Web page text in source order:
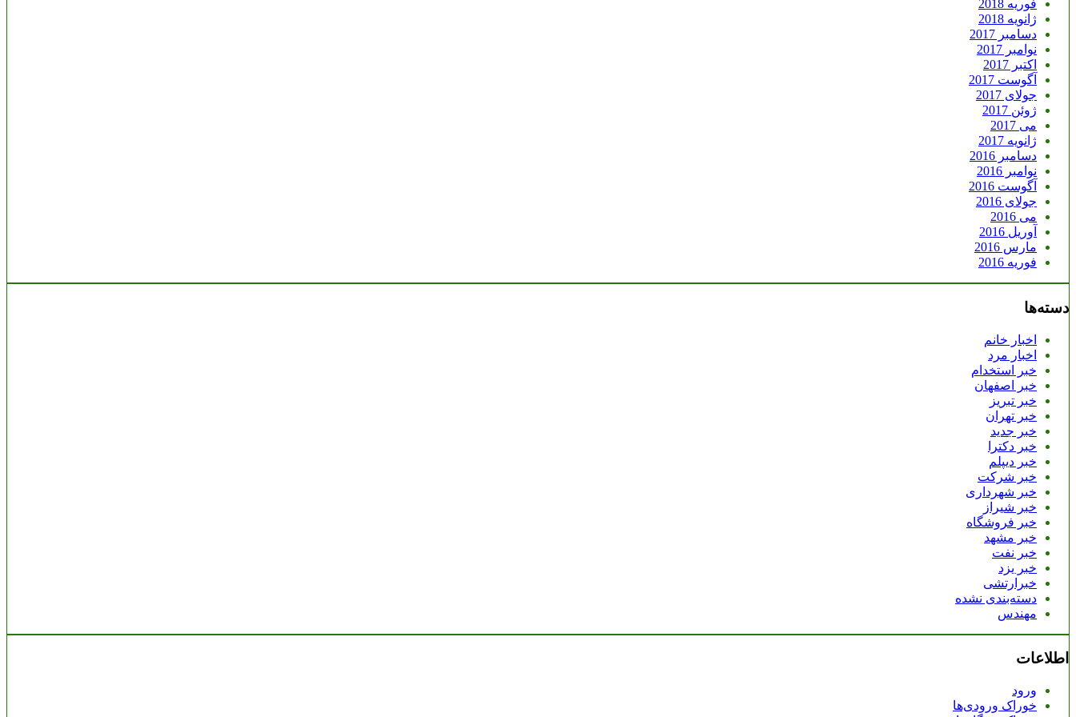
فوریه 2018
ژانویه 2018
دسامبر 2017
نوامبر 2017
اکتبر 2017
آگوست 2017
جولای 2017
ژوئن 2017
می 2017
ژانویه 2017
دسامبر 2016
نوامبر 2016
آگوست 2016
جولای 2016
می 2016
آوریل 2016
مارس 2016
فوریه 2016
دسته‌ها
اخبار خانم
اخبار مرد
خبر استخدام
خبر اصفهان
خبر تبریز
خبر تهران
خبر جدید
خبر دکترا
خبر دیپلم
خبر شرکت
خبر شهرداری
خبر شیراز
خبر فروشگاه
خبر مشهد
خبر نفت
خبر یزد
خبرارتشی
دسته‌بندی نشده
مهندس
اطلاعات
ورود
خوراک ورودی‌ها